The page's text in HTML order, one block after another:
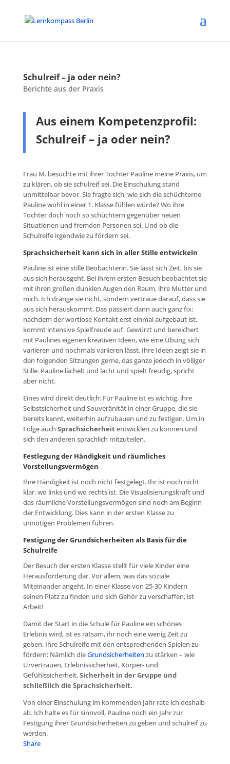
Schulreif – ja oder nein?
Berichte aus der Praxis
Aus einem Kompetenzprofil:
Schulreif – ja oder nein?
Frau M. besuchte mit ihrer Tochter Pauline meine Praxis, um
zu klären, ob sie schulreif sei. Die Einschulung stand
unmittelbar bevor. Sie fragte sich, wie sich die schüchterne
Pauline wohl in einer 1. Klasse fühlen würde? Wo ihre
Tochter doch noch so schüchtern gegenüber neuen
Situationen und fremden Personen sei. Und ob die
Schulreife irgendwie zu fördern sei.
Sprachsicherheit kann sich in aller Stille entwickeln
Pauline ist eine stille Beobachterin. Sie lässt sich Zeit, bis sie
aus sich herausgeht. Bei ihrem ersten Besuch beobachtet sie
mit ihren großen dunklen Augen den Raum, ihre Mutter und
mich. Ich dränge sie nicht, sondern vertraue darauf, dass sie
aus sich herauskommt. Das passiert dann auch ganz fix:
nachdem der wortlose Kontakt erst einmal aufgebaut ist,
kommt intensive Spielfreude auf. Gewürzt und bereichert
mit Paulines eigenen kreativen Ideen, wie eine Übung sich
variieren und nochmals variieren lässt. Ihre Ideen zeigt sie in
den folgenden Sitzungen gerne, das ganze jedoch in völliger
Stille. Pauline lächelt und lacht und spielt freudig, spricht
aber nicht.
Eines wird direkt deutlich: Für Pauline ist es wichtig, ihre
Selbstsicherheit und Souveränität in einer Gruppe, die sie
bereits kennt, weiterhin aufzubauen und zu festigen. Um in
Folge auch Sprachsicherheitentwicklen zu können und
sich den anderen sprachlich mitzuteilen.
Festlegung der Händigkeit und räumliches
Vorstellungsvermögen
Ihre Händigkeit ist noch nicht festgelegt. Ihr ist noch nicht
klar, wo links und wo rechts ist. Die Visualisierungskraft und
das räumliche Vorstellungsvermögen sind noch am Beginn
der Entwicklung. Dies kann in der ersten Klasse zu
unnötigen Problemen führen.
Festigung der Grundsicherheiten als Basis für die
Schulreife
Der Besuch der ersten Klasse stellt für viele Kinder eine
Herausforderung dar. Vor allem, was das soziale
Miteinander angeht. In einer Klasse von 25-30 Kindern
seinen Platz zu finden und sich Gehör zu verschaffen, ist
Arbeit!
Damit der Start in die Schule für Pauline ein schönes
Erlebnis wird, ist es ratsam, ihr noch eine wenig Zeit zu
geben. Ihre Schulreife mit den entsprechenden Spielen zu
fördern: Nämlich dieGrundsicherheiten zu stärken – wie
Urvertrauen, Erlebnissicherheit, Körper- und
Gefühlssicherheit,Sicherheit in der Gruppe und
schließlich die Sprachsicherheit.
Von einer Einschulung im kommenden Jahr rate ich deshalb
ab. Ich halte es für sinnvoll, Pauline noch ein Jahr zur
Festigung ihrer Grundsicherheiten zu geben und schulreif zu
werden.
Share